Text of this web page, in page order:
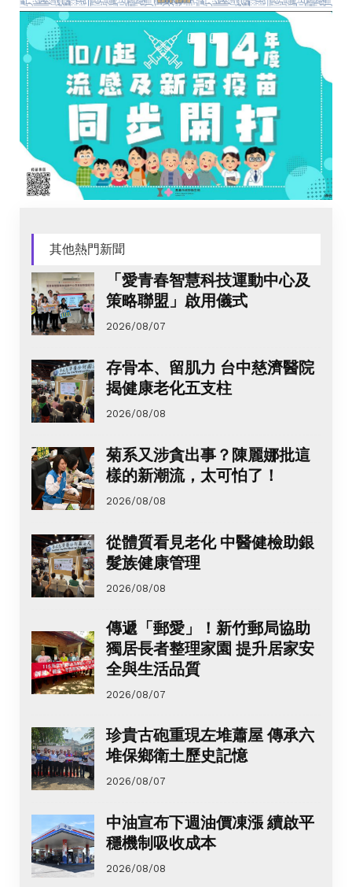
其他熱門新聞
「愛青春智慧科技運動中心及
策略聯盟」啟用儀式
2026/08/07
存骨本、留肌力 台中慈濟醫院
揭健康老化五支柱
2026/08/08
菊系又涉貪出事？陳麗娜批這
樣的新潮流，太可怕了！
2026/08/08
從體質看見老化 中醫健檢助銀
髮族健康管理
2026/08/08
傳遞「郵愛」！新竹郵局協助
獨居長者整理家園 提升居家安
全與生活品質
2026/08/07
珍貴古砲重現左堆蕭屋 傳承六
堆保鄉衛土歷史記憶
2026/08/07
中油宣布下週油價凍漲 續啟平
穩機制吸收成本
2026/08/08